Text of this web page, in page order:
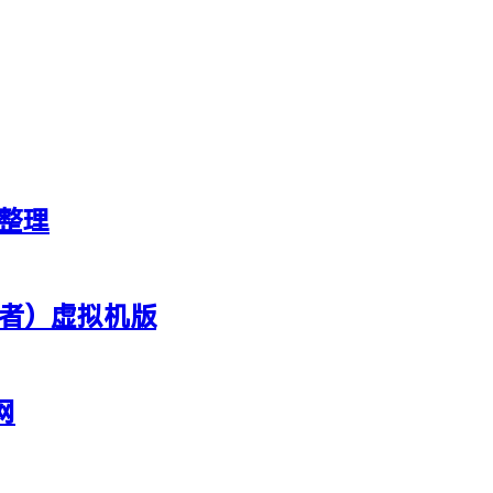
理
）虚拟机版